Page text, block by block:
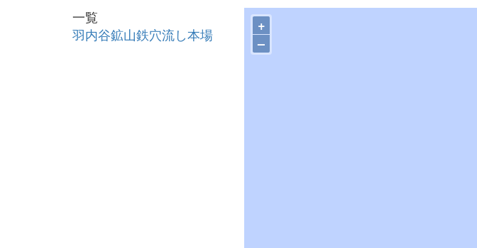
一覧
羽内谷鉱山鉄穴流し本場
+
–